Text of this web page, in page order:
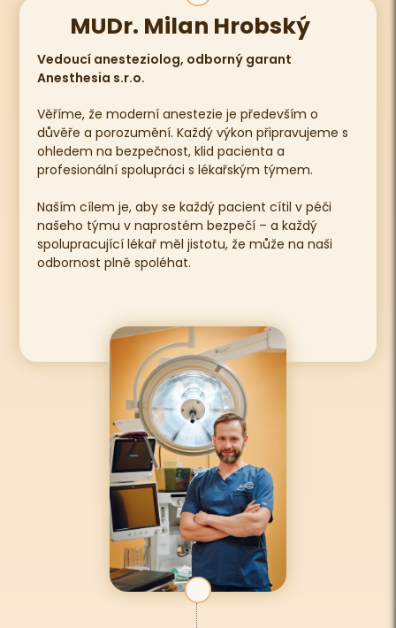
MUDr. Milan Hrobský
Vedoucí anesteziolog, odborný garant
Anesthesia s.r.o.
Věříme, že moderní anestezie je především o
důvěře a porozumění. Každý výkon připravujeme s
ohledem na bezpečnost, klid pacienta a
profesionální spolupráci s lékařským týmem.
Naším cílem je, aby se každý pacient cítil v péči
našeho týmu v naprostém bezpečí – a každý
spolupracující lékař měl jistotu, že může na naši
odbornost plně spoléhat.